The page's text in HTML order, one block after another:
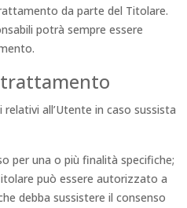
da parte del Titolare.
potrà sempre essere
trattamento
all’Utente in caso sussista
per una o più finalità specifiche;
può essere autorizzato a
debba sussistere il consenso